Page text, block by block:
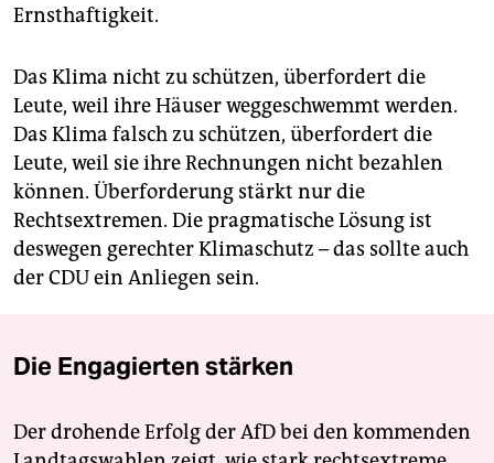
Ernsthaftigkeit.
Das Klima nicht zu schützen, überfordert die
Leute, weil ihre Häuser weggeschwemmt werden.
Das Klima falsch zu schützen, überfordert die
Leute, weil sie ihre Rechnungen nicht bezahlen
können. Überforderung stärkt nur die
Rechtsextremen. Die pragmatische Lösung ist
deswegen gerechter Klimaschutz – das sollte auch
der CDU ein Anliegen sein.
Die Engagierten stärken
Der drohende Erfolg der AfD bei den kommenden